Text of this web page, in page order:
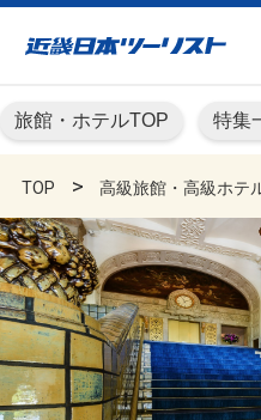
旅館・ホテルTOP 特集
TOP 高級旅館・高級ホテ